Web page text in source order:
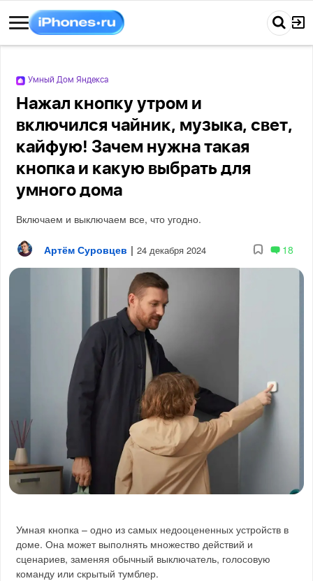
Умный Дом Яндекса
Нажал кнопку утром и
включился чайник, музыка, свет,
кайфую! Зачем нужна такая
кнопка и какую выбрать для
умного дома
Включаем и выключаем все, что угодно.
Артём Суровцев | 24 декабря 2024 18
Умная кнопка – одно из самых недооцененных устройств в
доме. Она может выполнять множество действий и
сценариев, заменяя обычный выключатель, голосовую
команду или скрытый тумблер.